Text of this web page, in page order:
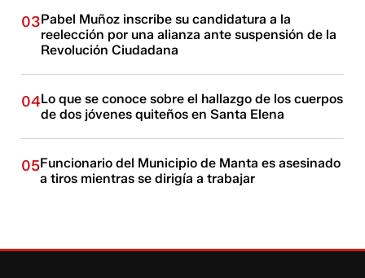
03Pabel Muñoz inscribe su candidatura a la
reelección por una alianza ante suspensión de la
Revolución Ciudadana
04Lo que se conoce sobre el hallazgo de los cuerpos
de dos jóvenes quiteños en Santa Elena
05Funcionario del Municipio de Manta es asesinado
a tiros mientras se dirigía a trabajar